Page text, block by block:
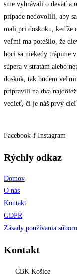
sme vyhrávali o deväť a
prípade nedovolili, aby
mali pri doskoku, keďže
veľmi ma potešilo, že
hoci sa niekedy trápime
súpera v stratám alebo
doskok, tak budem veľmi
pripravili na dva
vedieť, či je náš prvý cieľ
Facebook-f Instagram
Rýchly odkaz
Domov
O nás
Kontakt
GDPR
Zásady používania
Kontakt
CBK Košice